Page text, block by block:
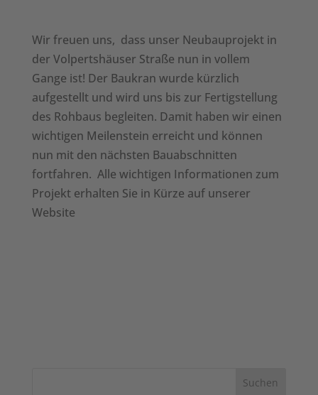
Wir freuen uns, dass unser Neubauprojekt in
der Volpertshäuser Straße nun in vollem
Gange ist! Der Baukran wurde kürzlich
aufgestellt und wird uns bis zur Fertigstellung
des Rohbaus begleiten. Damit haben wir einen
wichtigen Meilenstein erreicht und können
nun mit den nächsten Bauabschnitten
fortfahren. Alle wichtigen Informationen zum
Projekt erhalten Sie in Kürze auf unserer
Website